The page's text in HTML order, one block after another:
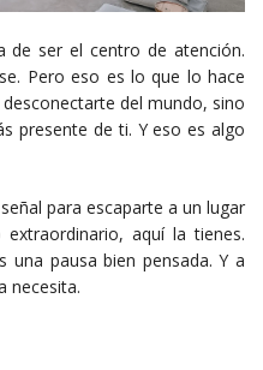
de ser el centro de atención.
Pero eso es lo que lo hace
del mundo, sino
presente de ti. Y eso es algo
para escaparte a un lugar
aquí la tienes.
una pausa bien pensada. Y a
necesita.